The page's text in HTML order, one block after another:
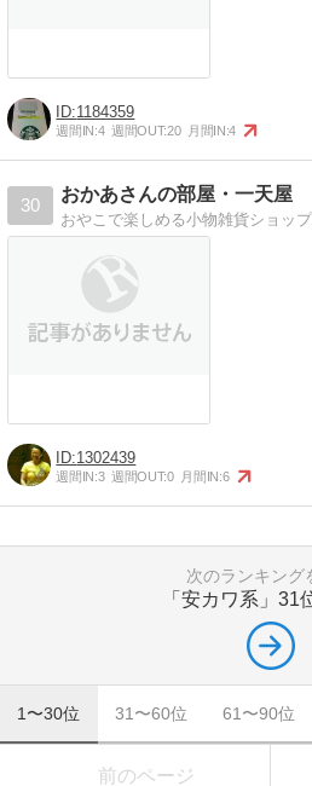
1184359
週間IN:4 週間OUT:20 月間IN:4
30
おかあさんの部屋・一天屋
1302439
週間IN:3 週間OUT:0 月間IN:6
次のランキング
「安カワ系」 31
1〜30位 31〜60位 61〜90位
前のページ